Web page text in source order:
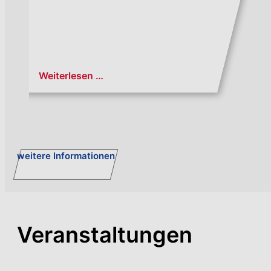
Weiterlesen …
weitere Informationen
Veranstaltungen